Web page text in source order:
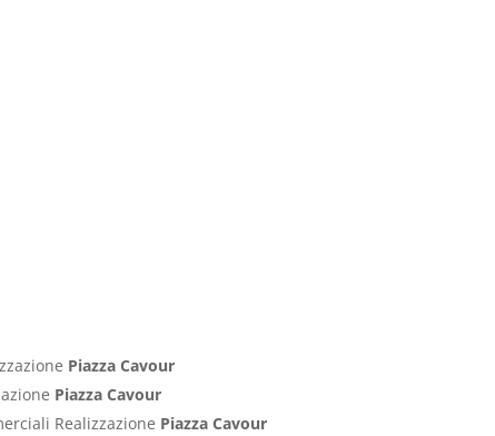
Piazza Cavour
Piazza Cavour
Realizzazione Piazza Cavour